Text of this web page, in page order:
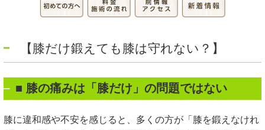
【膝だけ鍛えても膝は守れない？】
■ 膝の痛みは「膝だけ」の問題ではない
膝に違和感や不安を感じると、多くの方が「膝を鍛えなけれ